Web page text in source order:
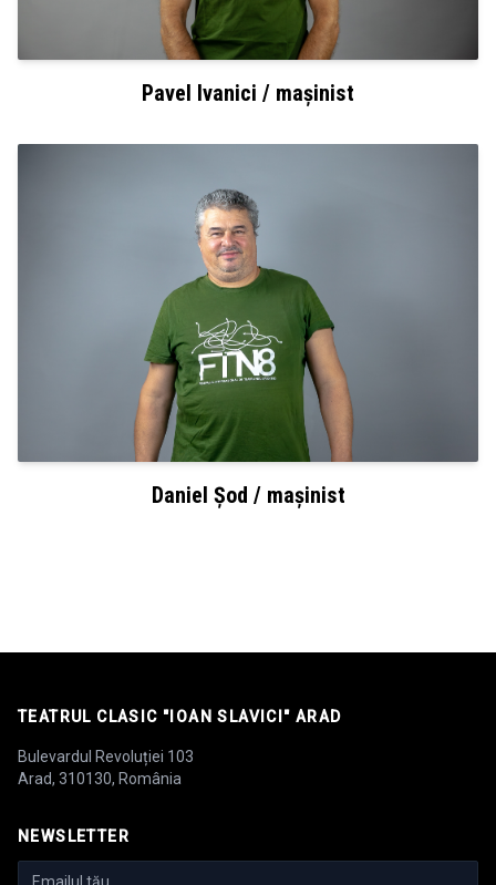
Pavel Ivanici / mașinist
Daniel Șod / mașinist
TEATRUL CLASIC "IOAN SLAVICI" ARAD
Bulevardul Revoluției 103
Arad, 310130, România
NEWSLETTER